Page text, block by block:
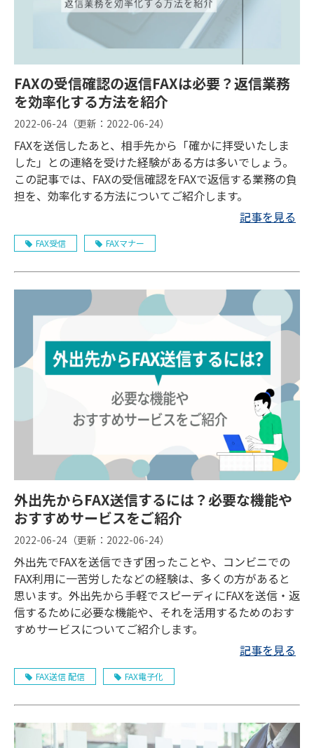
FAXの受信確認の返信FAXは必要？返信業務
を効率化する方法を紹介
2022-06-24 （更新： 2022-06-24）
FAXを送信したあと、相手先から「確かに拝受いたしま
した」との連絡を受けた経験がある方は多いでしょう。
この記事では、FAXの受信確認をFAXで返信する業務の負
担を、効率化する方法についてご紹介します。
記事を見る
FAX受信 FAXマナー
外出先からFAX送信するには？必要な機能や
おすすめサービスをご紹介
2022-06-24 （更新： 2022-06-24）
外出先でFAXを送信できず困ったことや、コンビニでの
FAX利用に一苦労したなどの経験は、多くの方があると
思います。外出先から手軽でスピーディにFAXを送信・返
信するために必要な機能や、それを活用するためのおす
すめサービスについてご紹介します。
記事を見る
FAX送信 配信 FAX電子化